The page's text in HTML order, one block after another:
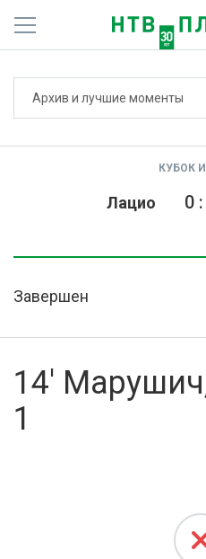
О сайте
Активировать промокод
Архив и лучшие моменты
КУБОК
Лацио 0:
Завершен
14'
1